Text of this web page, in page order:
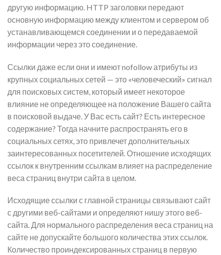
другую информацию. HTTP заголовки передают
основную информацию между клиентом и сервером об
устанавливающемся соединении и о передаваемой
информации через это соединение.
Ссылки даже если они и имеют nofollow атрибуты из
крупных социальных сетей — это «человеческий» сигнал
для поисковых систем, который имеет некоторое
влияние не определяющее на положение Вашего сайта
в поисковой выдаче. У Вас есть сайт? Есть интересное
содержание? Тогда начните распространять его в
социальных сетях, это привлечет дополнительных
заинтересованных посетителей. Отношение исходящих
ссылок к внутренним ссылкам влияет на распределение
веса страниц внутри сайта в целом.
Исходящие ссылки с главной страницы связывают сайт
с другими веб-сайтами и определяют нишу этого веб-
сайта. Для нормального распределения веса страниц на
сайте не допускайте большого количества этих ссылок.
Количество проиндексированных страниц в первую